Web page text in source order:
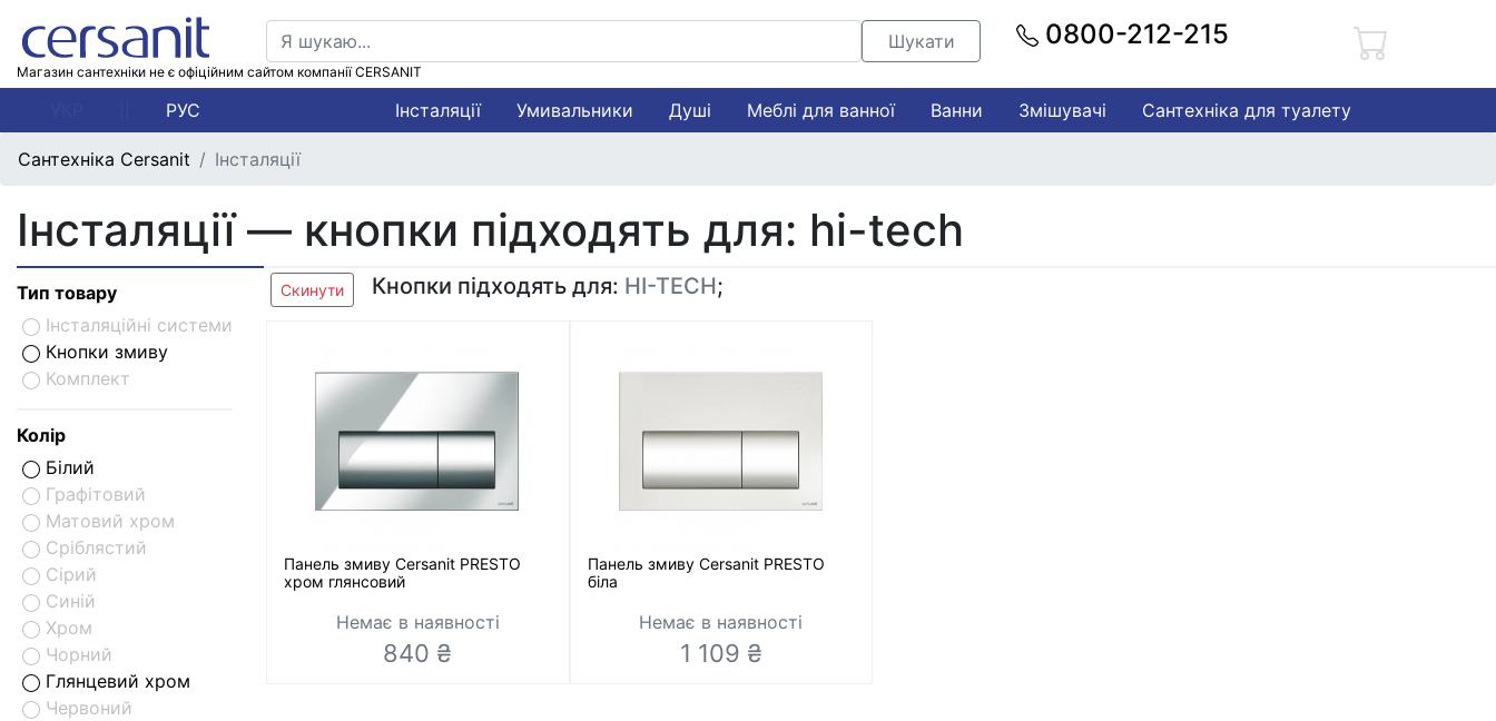
Магазин сантехніки не є офіційним сайтом компанії CERSANIT
Шукати 0800-212-215
РУС Інсталяції Умивальники Душі Меблі для ванної Ванни Змішувачі Сантехніка для туалету
Сантехніка Cersanit Інсталяції
Інсталяції — кнопки підходять для: hi-tech
Тип товару
Інсталяційні системи
Кнопки змиву
Комплект
Колір
Білий
Графітовий
Матовий хром
Сріблястий
Сірий
Синій
Хром
Чорний
Глянцевий хром
Червоний
Скинути Кнопки підходять для: HI-TECH;
Панель змиву Cersanit PRESTO
хром глянсовий
Немає в наявності
840 ₴
Панель змиву Cersanit PRESTO
біла
Немає в наявності
1 109 ₴